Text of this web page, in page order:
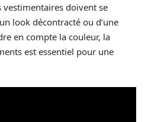
vestimentaires doivent se
look décontracté ou d’une
en compte la couleur, la
est essentiel pour une